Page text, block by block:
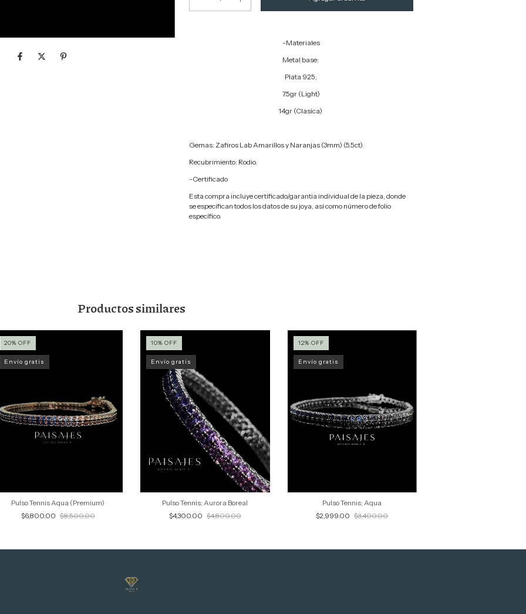
-Materiales
Metal base:
Plata 925;
7.5gr (Light)
14gr (Clasica)
Gemas: Zafiros Lab Amarillos y Naranjas (3mm) (5.5ct).
Recubrimiento: Rodio.
-Certificado
Esta compra incluye certificado/garantia individual de la pieza, donde
se especifican todos los datos de su joya, así como número de folio
específico.
Productos similares
20% OFF
Envío gratis
Pulso Tennis Aqua (Premium)
$6,800.00 $8,500.00
10% OFF
Envío gratis
Pulso Tennis; Aurora Boreal
$4,300.00 $4,800.00
12% OFF
Envío gratis
Pulso Tennis; Aqua
$2,999.00 $3,400.00